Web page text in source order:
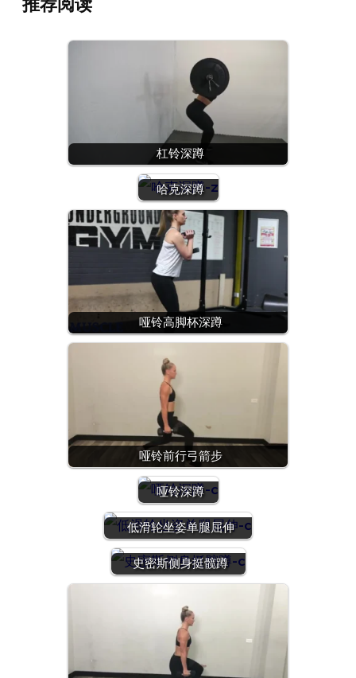
推荐阅读
杠铃深蹲
哈克深蹲
哑铃高脚杯深蹲
哑铃前行弓箭步
哑铃深蹲
低滑轮坐姿单腿屈伸
史密斯侧身挺髋蹲